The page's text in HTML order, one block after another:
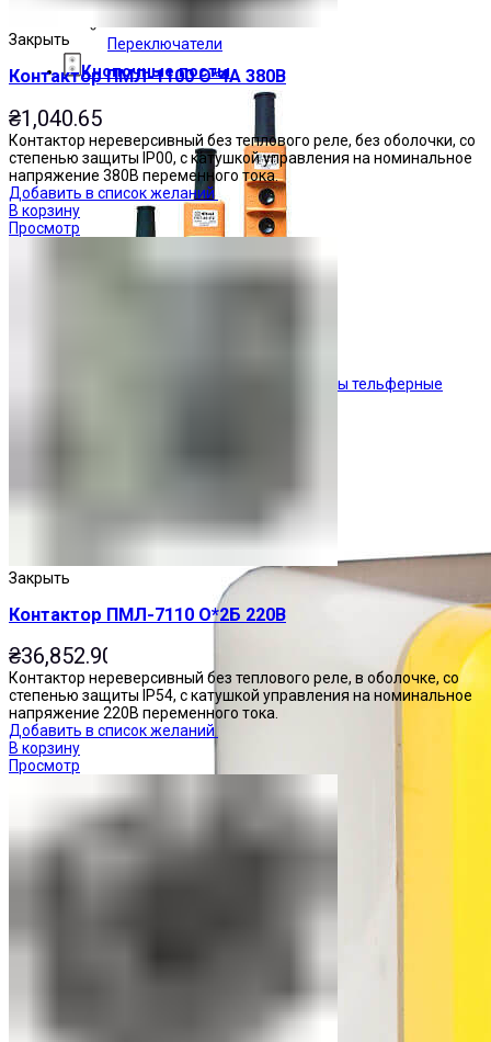
Переключатели
Кнопочные посты
Посты тельферные
Закрыть
Контактор ПМЛ-1100 О*4А 380В
₴1,040.65
Контактор нереверсивный без теплового реле, без оболочки, со
степенью защиты IP00, с катушкой управления на номинальное
напряжение 380В переменного тока.
Добавить в список желаний
В корзину
Просмотр
Закрыть
Контактор ПМЛ-7110 О*2Б 220В
₴36,852.90
Контактор нереверсивный без теплового реле, в оболочке, со
степенью защиты IP54, с катушкой управления на номинальное
напряжение 220В переменного тока.
Добавить в список желаний
В корзину
Просмотр